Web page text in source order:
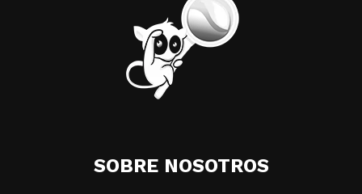
SOBRE NOSOTROS